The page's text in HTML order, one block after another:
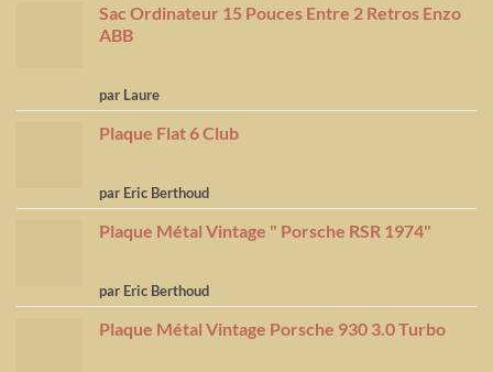
Sac Ordinateur 15 Pouces Entre 2 Retros Enzo
ABB
Note5sur
5
par Laure
Plaque Flat 6 Club
Note5 sur
5
par Eric Berthoud
Plaque Métal Vintage " Porsche RSR 1974"
Note5 sur
5
par Eric Berthoud
Plaque Métal Vintage Porsche 930 3.0 Turbo